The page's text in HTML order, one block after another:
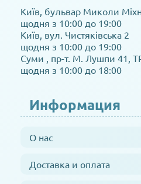
Київ, бульвар Миколи
щодня з 10:00 до 19:00
Київ, вул. Чистяківська 2
щодня з 10:00 до 19:00
Суми , пр-т. М. Лушпи 41,
щодня з 10:00 до 18:00
Информация
О нас
Доставка и оплата